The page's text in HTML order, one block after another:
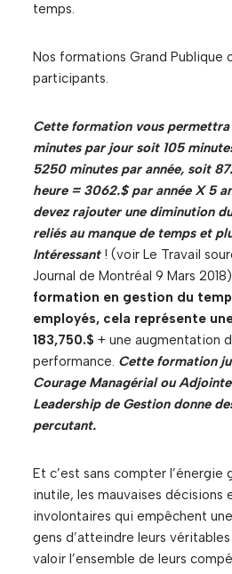
temps.
Nos formations Grand Publique
participants.
Cette formation vous permettra
minutes par jour soit 105
5250 minutes par année, soit
heure = 3062.$ par année X 5
devez rajouter une diminution
reliés au manque de temps et
Intéressant ! (voir Le Travail
Journal de Montréal 9 Mars 2018)
formation en gestion du
employés, cela représente
183,750.$ + une augmentation
performance. Cette formation
Courage Managérial ou
Leadership de Gestion donne
percutant.
Et c’est sans compter l’énergie
inutile, les mauvaises décisions
involontaires qui empêchent
gens d’atteindre leurs
valoir l’ensemble de leurs